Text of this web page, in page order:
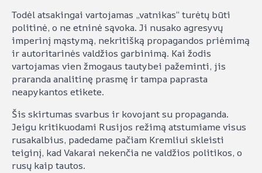
Todėl atsakingai vartojamas „vatnikas“ turėtų būti
politinė, o ne etninė sąvoka. Ji nusako agresyvų
imperinį mąstymą, nekritišką propagandos priėmimą
ir autoritarinės valdžios garbinimą. Kai žodis
vartojamas vien žmogaus tautybei pažeminti, jis
praranda analitinę prasmę ir tampa paprasta
neapykantos etikete.
Šis skirtumas svarbus ir kovojant su propaganda.
Jeigu kritikuodami Rusijos režimą atstumiame visus
rusakalbius, padedame pačiam Kremliui skleisti
teiginį, kad Vakarai nekenčia ne valdžios politikos, o
rusų kaip tautos.